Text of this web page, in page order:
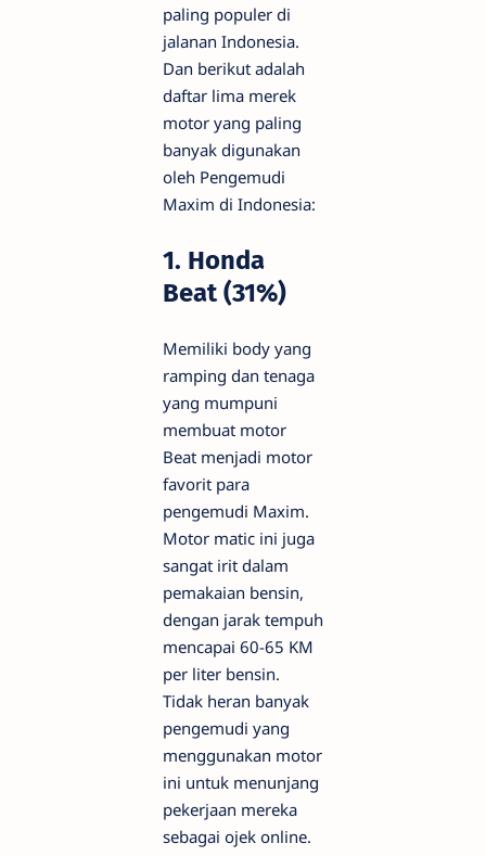
paling populer di
jalanan Indonesia.
Dan berikut adalah
daftar lima merek
motor yang paling
banyak digunakan
oleh Pengemudi
Maxim di Indonesia:
1. Honda
Beat (31%)
Memiliki body yang
ramping dan tenaga
yang mumpuni
membuat motor
Beat menjadi motor
favorit para
pengemudi Maxim.
Motor matic ini juga
sangat irit dalam
pemakaian bensin,
dengan jarak tempuh
mencapai 60-65 KM
per liter bensin.
Tidak heran banyak
pengemudi yang
menggunakan motor
ini untuk menunjang
pekerjaan mereka
sebagai ojek online.